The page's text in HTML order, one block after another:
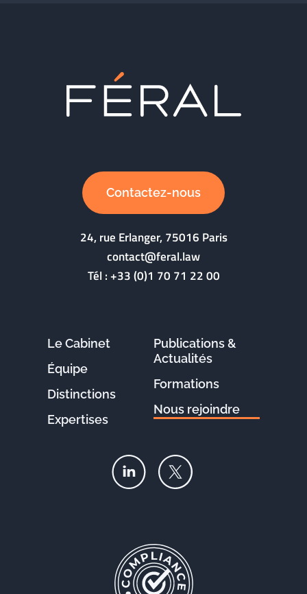
Contactez-nous
24, rue Erlanger, 75016 Paris
contact@feral.law
Tél :+33 (0)1 70 71 22 00
Le Cabinet
Équipe
Distinctions
Expertises
Publications &
Actualités
Formations
Nous rejoindre